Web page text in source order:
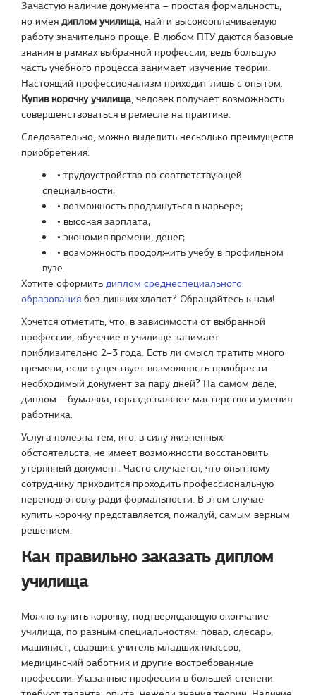
Зачастую наличие документа – простая формальность,
но имея диплом училища, найти высокооплачиваемую
работу значительно проще. В любом ПТУ даются базовые
знания в рамках выбранной профессии, ведь большую
часть учебного процесса занимает изучение теории.
Настоящий профессионализм приходит лишь с опытом.
Купив корочку училища, человек получает возможность
совершенствоваться в ремесле на практике.
Следовательно, можно выделить несколько преимуществ
приобретения:
• трудоустройство по соответствующей
специальности;
• возможность продвинуться в карьере;
• высокая зарплата;
• экономия времени, денег;
• возможность продолжить учебу в профильном
вузе.
Хотите оформить диплом среднеспециального
образования без лишних хлопот? Обращайтесь к нам!
Хочется отметить, что, в зависимости от выбранной
профессии, обучение в училище занимает
приблизительно 2–3 года. Есть ли смысл тратить много
времени, если существует возможность приобрести
необходимый документ за пару дней? На самом деле,
диплом – бумажка, гораздо важнее мастерство и умения
работника.
Услуга полезна тем, кто, в силу жизненных
обстоятельств, не имеет возможности восстановить
утерянный документ. Часто случается, что опытному
сотруднику приходится проходить профессиональную
переподготовку ради формальности. В этом случае
купить корочку представляется, пожалуй, самым верным
решением.
Как правильно заказать диплом
училища
Можно купить корочку, подтверждающую окончание
училища, по разным специальностям: повар, слесарь,
машинист, сварщик, учитель младших классов,
медицинский работник и другие востребованные
профессии. Указанные профессии в большей степени